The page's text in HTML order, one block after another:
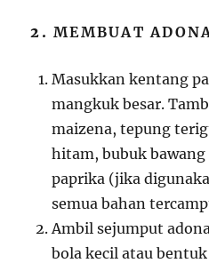
2.MEMBUAT
Masukkan kentang
mangkuk besar.
maizena, tepung
hitam, bubuk
paprika (jika
semua bahan
Ambil sejumput
bola kecil atau